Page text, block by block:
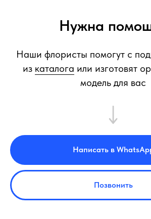
Нужна
Наши флористы помогут с
из каталога или изготовят
модель для вас
Написать в
Позвонить